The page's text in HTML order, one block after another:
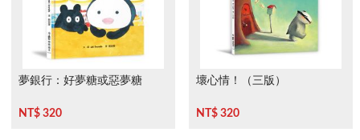
夢銀行：好夢糖或惡夢糖
NT$ 320
壞心情！（三版）
NT$ 320